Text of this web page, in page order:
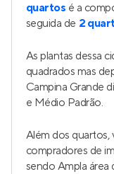
quartos é a
seguida de 2
As plantas dessa
quadrados mas
Campina Grande
e Médio Padrão.
Além dos quartos,
compradores de
sendo Ampla área